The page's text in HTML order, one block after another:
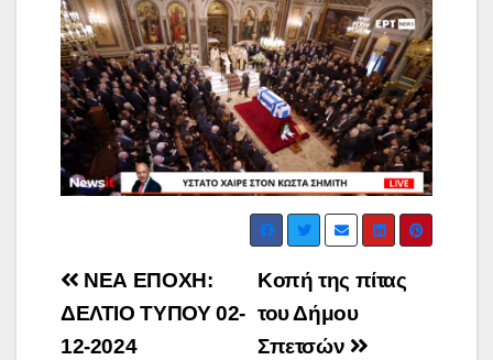
Post
navigation
Κοπή της πίτας
του Δήμου
Σπετσών
ΝΕΑ ΕΠΟΧΗ:
ΔΕΛΤΙΟ ΤΥΠΟΥ 02-
12-2024